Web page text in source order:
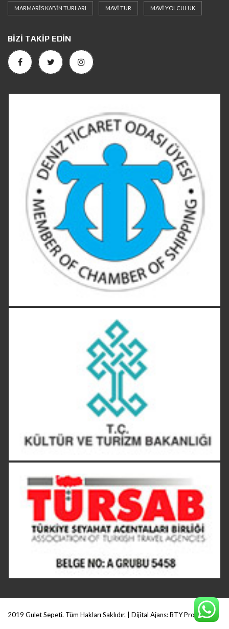
MARMARIS KABIN TURLARI MAVI TUR MAVI YOLCULUK
BIZI TAKIP EDIN
2019 Gulet Sepeti. Tüm Hakları Saklıdır. | Dijital Ajans:BTY Production